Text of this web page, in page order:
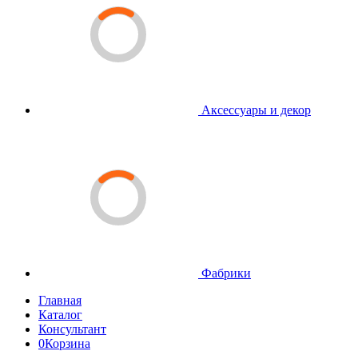
Аксессуары и декор
Фабрики
Главная
Каталог
Консультант
0Корзина